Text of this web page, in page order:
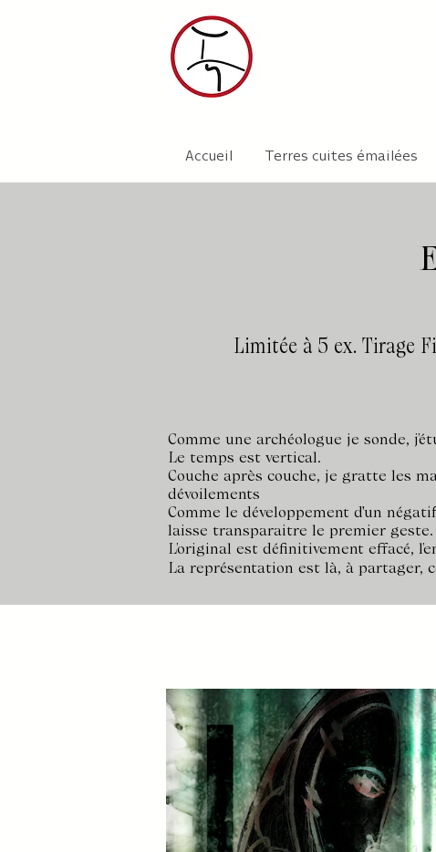
Accueil Terres cuites émailées
Limitée à 5 ex. Tirage
Comme une archéologue je sonde,
Le temps est vertical.
Couche après couche, je gratte les
dévoilements
Comme le développement d'un
laisse transparaitre le premier
L’original est définitivement effacé,
La représentation est là, à partager,